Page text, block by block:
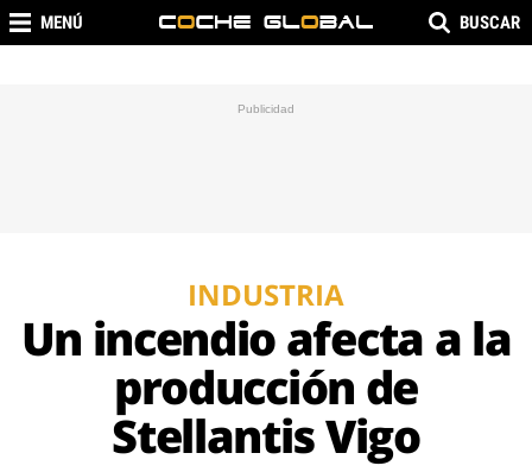
MENÚ BUSCAR
INDUSTRIA
Un incendio afecta a la
producción de
Stellantis Vigo